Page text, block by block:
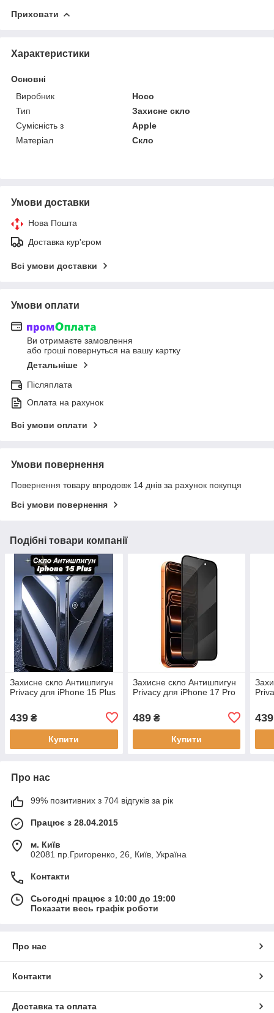
Приховати
Характеристики
Основні
Виробник
Hoco
Тип
Захисне скло
Сумісність з
Apple
Матеріал
Скло
Умови доставки
Нова Пошта
Доставка кур'єром
Всі умови доставки
Умови оплати
Ви отримаєте замовлення
або гроші повернуться на вашу картку
Детальніше
Післяплата
Оплата на рахунок
Всі умови оплати
Умови повернення
Повернення товару впродовж 14 днів за рахунок покупця
Всі умови повернення
Подібні товари компанії
Захисне скло Антишпигун
Privacy для iPhone 15 Plus
439 ₴
Купити
Захисне скло Антишпигун
Privacy для iPhone 17 Pro
489₴
Купити
439
Про нас
99% позитивних з 704 відгуків за рік
Працює з 28.04.2015
м. Київ
02081 пр.Григоренко, 26, Київ, Україна
Контакти
Сьогодні працює з 10:00 до 19:00
Показати весь графік роботи
Про нас
Контакти
Доставка та оплата